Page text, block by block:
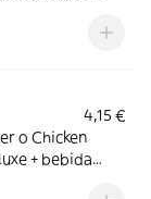
4,15 €
o Chicken
+ bebida